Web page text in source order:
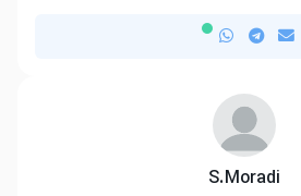
S.Moradi